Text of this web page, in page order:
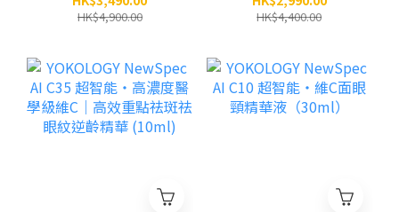
5支 (原價:$4,900)
HK$4,900.00 HK$4,400.00